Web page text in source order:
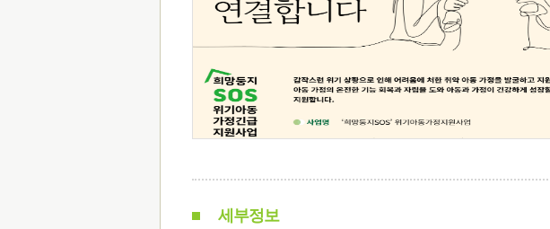
세부정보